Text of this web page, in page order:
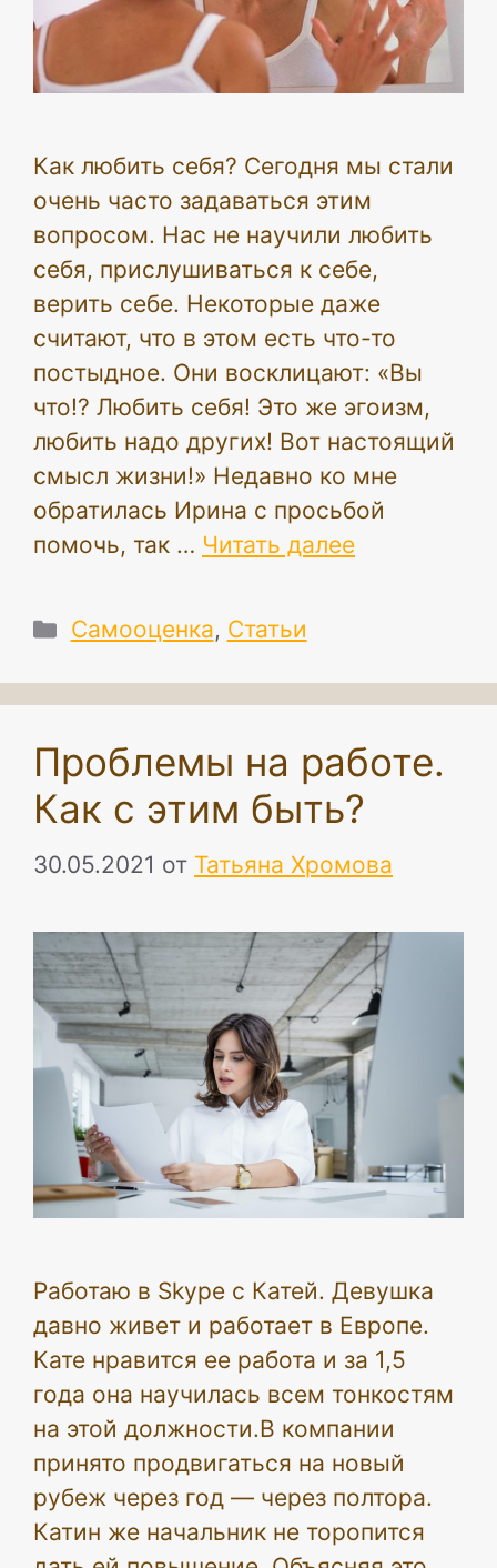
Как любить себя? Сегодня мы стали
очень часто задаваться этим
вопросом. Нас не научили любить
себя, прислушиваться к себе,
верить себе. Некоторые даже
считают, что в этом есть что-то
постыдное. Они восклицают: «Вы
что!? Любить себя! Это же эгоизм,
любить надо других! Вот настоящий
смысл жизни!» Недавно ко мне
обратилась Ирина с просьбой
помочь, так … Читать далее
Рубрики
Самооценка, Статьи
Проблемы на работе.
Как с этим быть?
30.05.2021 от Татьяна Хромова
Работаю в Skype с Катей. Девушка
давно живет и работает в Европе.
Кате нравится ее работа и за 1,5
года она научилась всем тонкостям
на этой должности.В компании
принято продвигаться на новый
рубеж через год — через полтора.
Катин же начальник не торопится